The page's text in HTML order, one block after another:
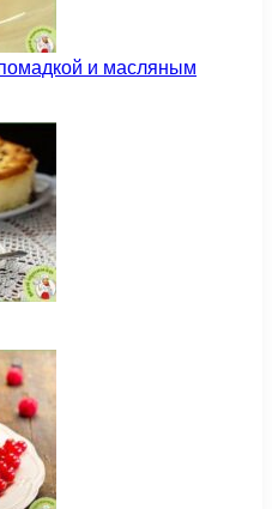
и масляным